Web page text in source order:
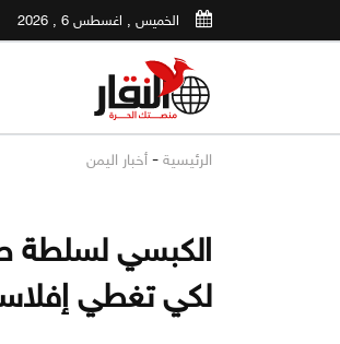
الخميس , اغسطس 6 , 2026
الرئيسية - أخبار اليمن
الكبسي لسلطة
لكي تغطي